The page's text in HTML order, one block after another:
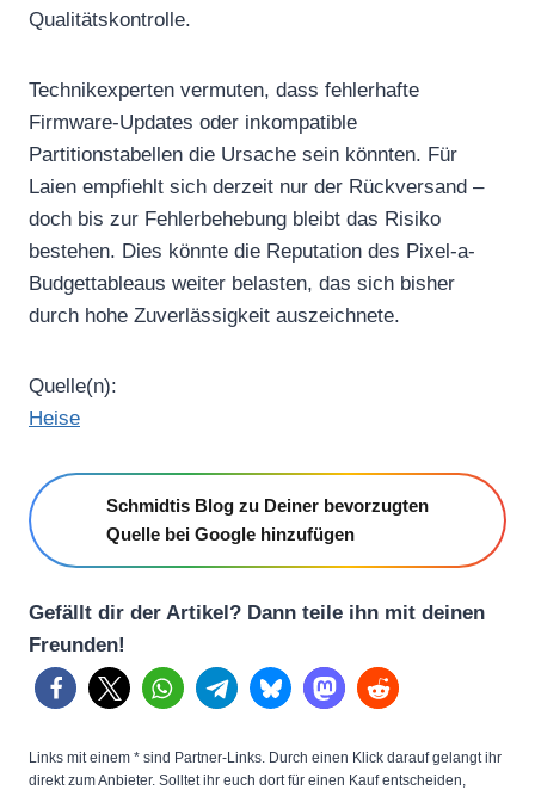
Qualitätskontrolle.
Technikexperten vermuten, dass fehlerhafte
Firmware-Updates oder inkompatible
Partitionstabellen die Ursache sein könnten. Für
Laien empfiehlt sich derzeit nur der Rückversand –
doch bis zur Fehlerbehebung bleibt das Risiko
bestehen. Dies könnte die Reputation des Pixel-a-
Budgettableaus weiter belasten, das sich bisher
durch hohe Zuverlässigkeit auszeichnete.
Quelle(n):
Heise
Schmidtis Blog zu Deiner bevorzugten
Quelle bei Google hinzufügen
Gefällt dir der Artikel? Dann teile ihn mit deinen
Freunden!
Links mit einem * sind Partner-Links. Durch einen Klick darauf gelangt ihr
direkt zum Anbieter. Solltet ihr euch dort für einen Kauf entscheiden,